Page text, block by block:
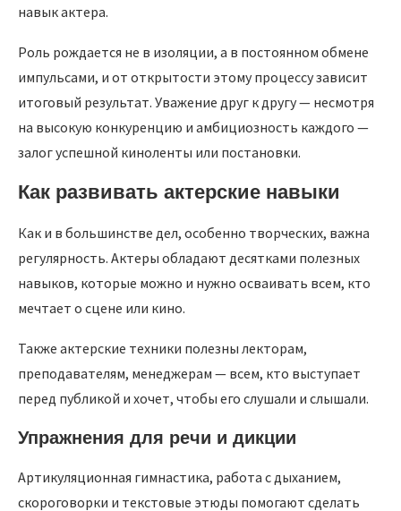
навык актера.
Роль рождается не в изоляции, а в постоянном обмене
импульсами, и от открытости этому процессу зависит
итоговый результат. Уважение друг к другу — несмотря
на высокую конкуренцию и амбициозность каждого —
залог успешной киноленты или постановки.
Как развивать актерские навыки
Как и в большинстве дел, особенно творческих, важна
регулярность. Актеры обладают десятками полезных
навыков, которые можно и нужно осваивать всем, кто
мечтает о сцене или кино.
Также актерские техники полезны лекторам,
преподавателям, менеджерам — всем, кто выступает
перед публикой и хочет, чтобы его слушали и слышали.
Упражнения для речи и дикции
Артикуляционная гимнастика, работа с дыханием,
скороговорки и текстовые этюды помогают сделать